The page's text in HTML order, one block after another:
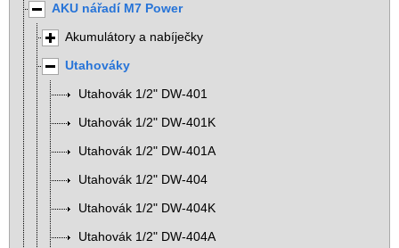
AKU nářadí M7 Power
Akumulátory a nabíječky
Utahováky
Utahovák 1/2" DW-401
Utahovák 1/2" DW-401K
Utahovák 1/2" DW-401A
Utahovák 1/2" DW-404
Utahovák 1/2" DW-404K
Utahovák 1/2" DW-404A